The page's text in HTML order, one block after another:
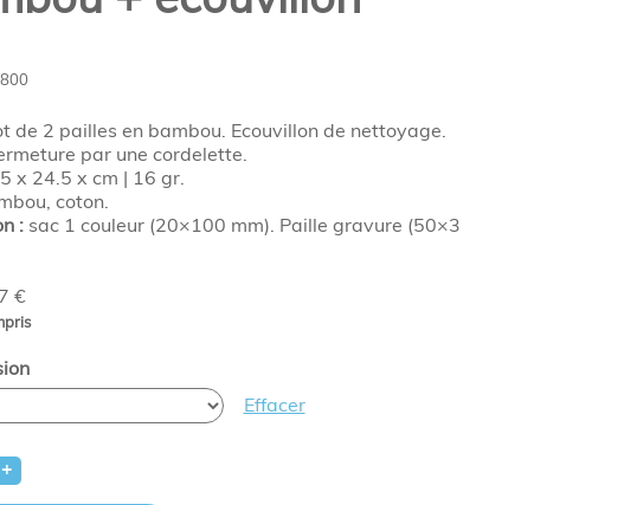
€
de 2 pailles en bambou. Ecouvillon de nettoyage.
par une cordelette.
x 24.5 x cm | 16 gr.
coton.
:sac 1 couleur (20×100 mm). Paille gravure (50×3
Effacer
+